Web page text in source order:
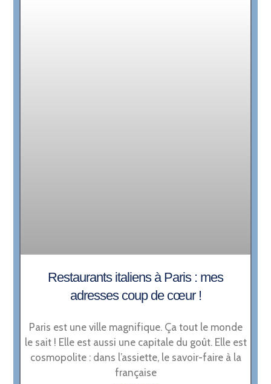
Restaurants italiens à Paris : mes
adresses coup de cœur !
Paris est une ville magnifique. Ça tout le monde
le sait ! Elle est aussi une capitale du goût. Elle est
cosmopolite : dans l’assiette, le savoir-faire à la
française